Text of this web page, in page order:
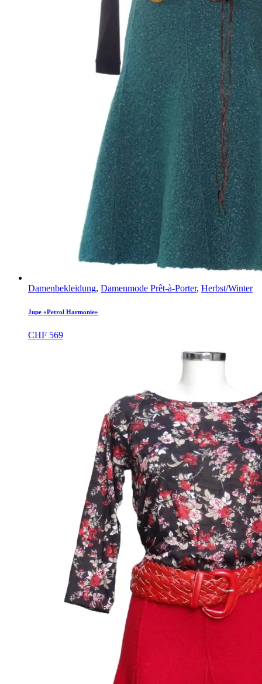
Damenbekleidung, Damenmode Prêt-à-Porter, Herbst/Winter
Jupe «Petrol Harmonie»
CHF 569